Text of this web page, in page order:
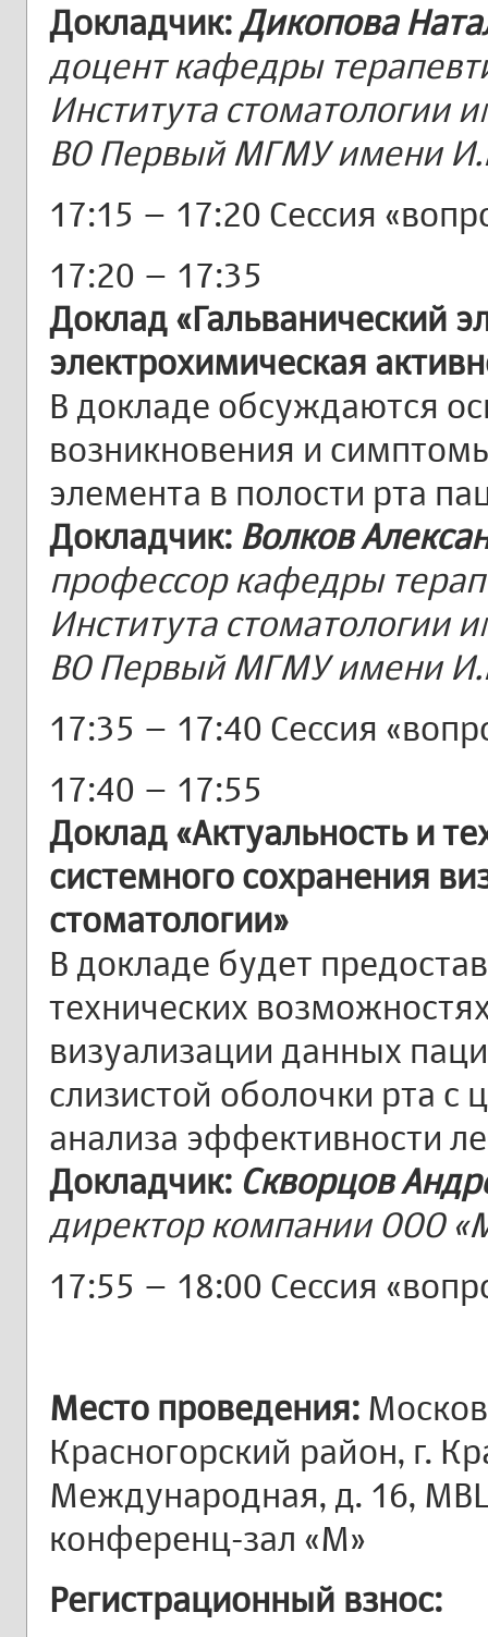
Докладчик:Дикопова
доцент кафедры
Института стоматологии
ВО Первый МГМУ имени
17:15 – 17:20 Сессия
17:20 – 17:35
Доклад «Гальванический
электрохимическая
В докладе обсуждаются
возникновения и
элемента в полости рта
Докладчик: Волков
профессор кафедры
Института стоматологии
ВО Первый МГМУ имени
17:35 – 17:40 Сессия
17:40 – 17:55
Доклад «Актуальность и
системного сохранения
стоматологии»
В докладе будет
технических
визуализации данных
слизистой оболочки рта
анализа эффективности
Докладчик: Скворцов
директор компании ООО
17:55 – 18:00 Сессия
Место проведения:
Красногорский район, г.
Международная, д. 16,
конференц-зал «М»
Регистрационный взнос: